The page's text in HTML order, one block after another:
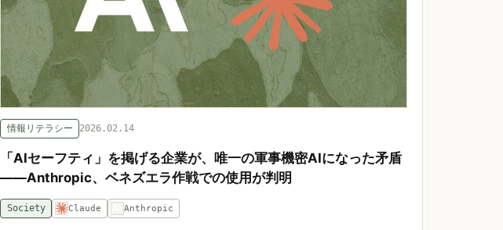
情報リテラシー 2026.02.14
「AIセーフティ」を掲げる企業が、唯一の軍事機密AIになった矛盾
——Anthropic、ベネズエラ作戦での使用が判明
Society Claude Anthropic